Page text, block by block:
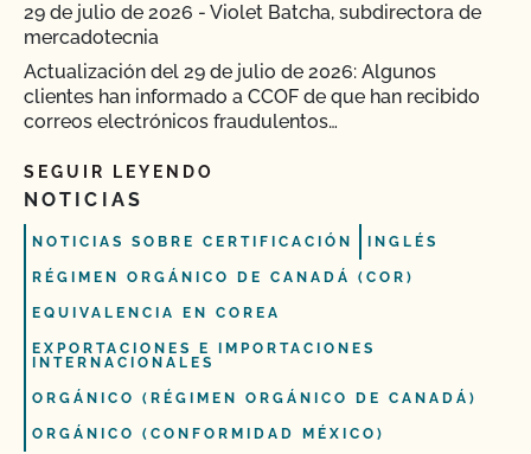
29 de julio de 2026 - Violet Batcha, subdirectora de
mercadotecnia
Actualización del 29 de julio de 2026: Algunos
clientes han informado a CCOF de que han recibido
correos electrónicos fraudulentos…
SEGUIR LEYENDO
NOTICIAS
NOTICIAS SOBRE CERTIFICACIÓN INGLÉS
RÉGIMEN ORGÁNICO DE CANADÁ (COR)
EQUIVALENCIA EN COREA
EXPORTACIONES E IMPORTACIONES
INTERNACIONALES
ORGÁNICO (RÉGIMEN ORGÁNICO DE CANADÁ)
ORGÁNICO (CONFORMIDAD MÉXICO)